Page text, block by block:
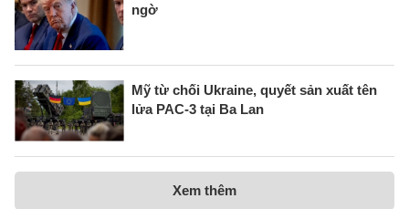
ngờ
Mỹ từ chối Ukraine, quyết sản xuất tên
lửa PAC-3 tại Ba Lan
Xem thêm